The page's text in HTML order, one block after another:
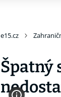
e15.cz
Špatný